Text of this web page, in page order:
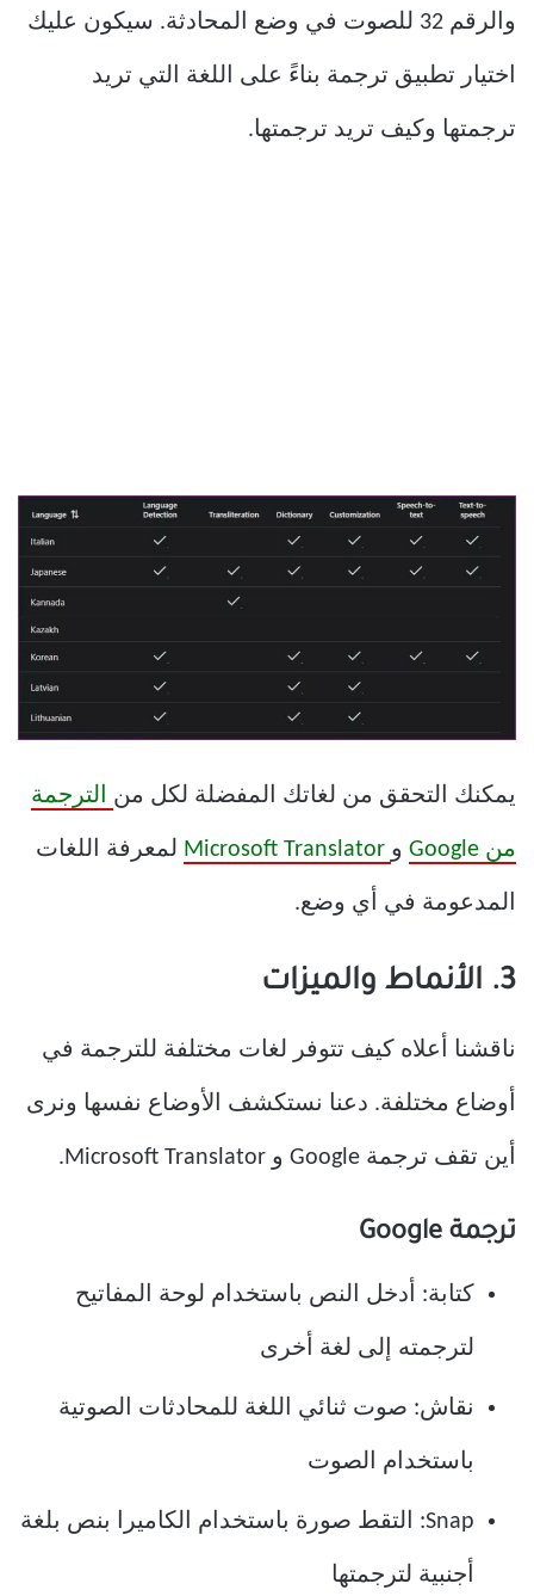
والرقم 32 للصوت في وضع المحادثة. سيكون عليك
اختيار تطبيق ترجمة بناءً على اللغة التي تريد
ترجمتها وكيف تريد ترجمتها.
يمكنك التحقق من لغاتك المفضلة لكل من الترجمة
من Google و لمعرفة اللغات
المدعومة في أي وضع.
3. الأنماط والميزات
ناقشنا أعلاه كيف تتوفر لغات مختلفة للترجمة في
أوضاع مختلفة. دعنا نستكشف الأوضاع نفسها ونرى
أين تقف ترجمة Google و Microsoft Translator.
ترجمة Google
كتابة: أدخل النص باستخدام لوحة المفاتيح
لترجمته إلى لغة أخرى
نقاش: صوت ثنائي اللغة للمحادثات الصوتية
باستخدام الصوت
Snap: التقط صورة باستخدام الكاميرا بنص بلغة
أجنبية لترجمتها